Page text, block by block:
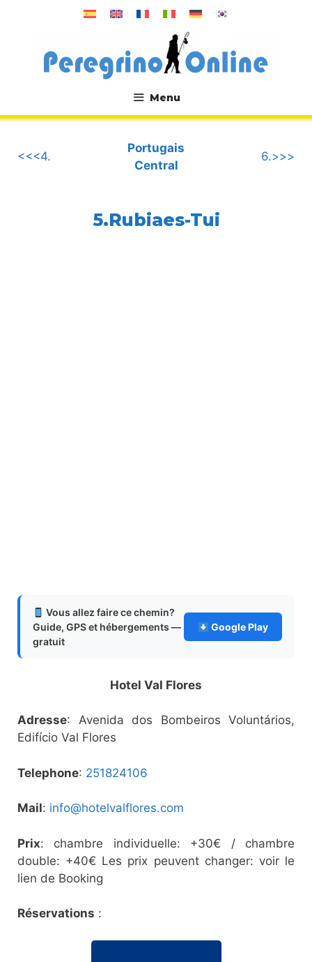
Menu
.
<<<4.
Portugais
Central
6.>>>
5.Rubiaes-Tui
Vous allez faire ce chemin?
Guide, GPS et hébergements —
gratuit
Google Play
Hotel Val Flores
Adresse: Avenida dos Bombeiros Voluntários,
Edifício Val Flores
Telephone: 251824106
Mail: info@hotelvalflores.com
Prix: chambre individuelle: +30€ / chambre
double: +40€ Les prix peuvent changer: voir le
lien de Booking
Réservations :